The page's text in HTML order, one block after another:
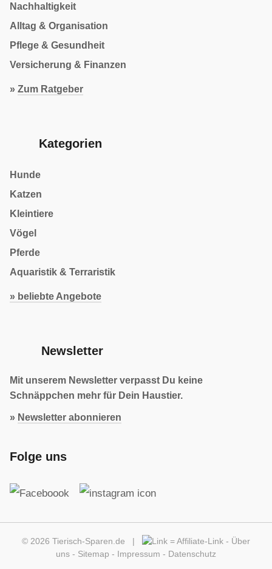
Nachhaltigkeit
Alltag & Organisation
Pflege & Gesundheit
Versicherung & Finanzen
» Zum Ratgeber
Kategorien
Hunde
Katzen
Kleintiere
Vögel
Pferde
Aquaristik & Terraristik
» beliebte Angebote
Newsletter
Mit unserem Newsletter verpasst Du keine
Schnäppchen mehr für Dein Haustier.
» Newsletter abonnieren
Folge uns
© 2026 Tierisch-Sparen.de | =Affiliate-Link - Über
uns - Sitemap - Impressum - Datenschutz